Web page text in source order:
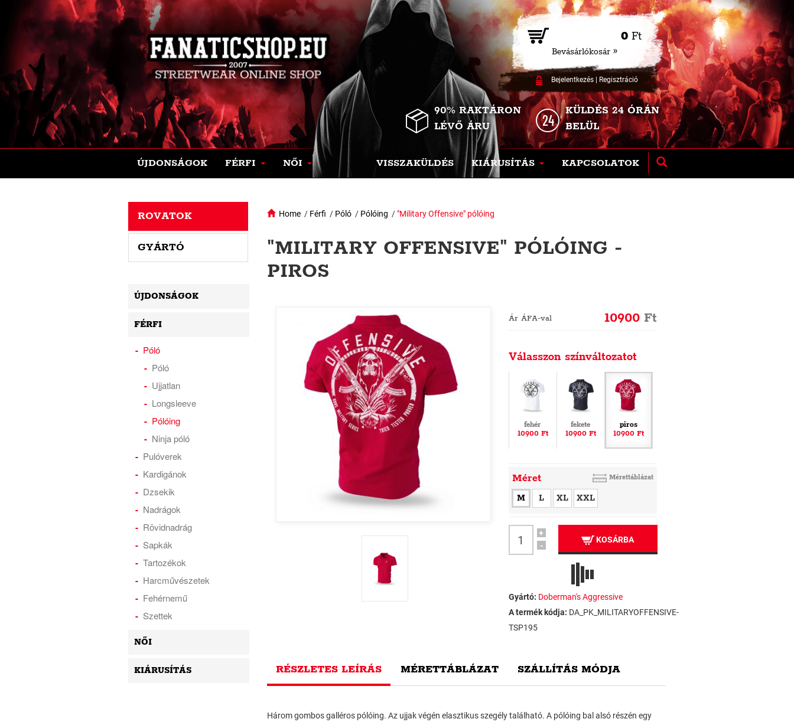
0 Ft
Bevásárlókosár »
Bejelentkezés| Regisztráció
90% RAKTÁRON
LÉVŐ ÁRU
KÜLDÉS 24 ÓRÁN
BELÜL
ÚJDONSÁGOK FÉRFI NŐI VISSZAKÜLDÉS KIÁRUSÍTÁS KAPCSOLATOK
Home / Férfi / Póló / Pólóing / "Military Offensive" pólóing
"MILITARY OFFENSIVE" PÓLÓING -
PIROS
Ár ÁFA-val 10900 Ft
Válasszon színváltozatot
fehér
10900 Ft
fekete
10900 Ft
piros
10900 Ft
Méret Mérettáblázat
M L XL XXL
+
-
KOSÁRBA
Gyártó: Doberman's Aggressive
A termék kódja: DA_PK_MILITARYOFFENSIVE-
TSP195
RÉSZLETES LEÍRÁS MÉRETTÁBLÁZAT SZÁLLÍTÁS MÓDJA
Három gombos galléros pólóing. Az ujjak végén elasztikus szegély található. A pólóing bal alsó részén egy
ROVATOK
GYÁRTÓ
ÚJDONSÁGOK
FÉRFI
Póló
Póló
Ujjatlan
Longsleeve
Pólóing
Ninja póló
Pulóverek
Kardigánok
Dzsekik
Nadrágok
Rövidnadrág
Sapkák
Tartozékok
Harcművészetek
Fehérnemű
Szettek
NŐI
KIÁRUSÍTÁS